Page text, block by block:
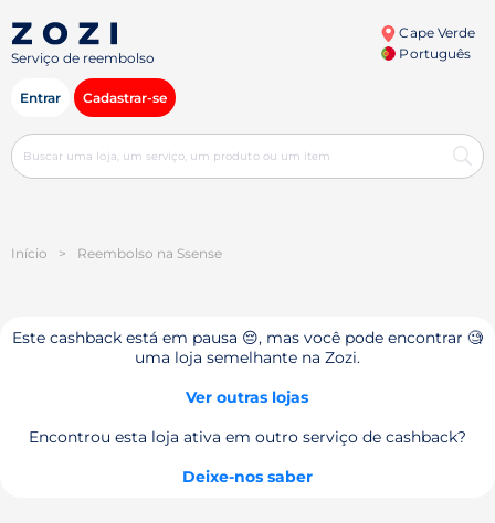
Serviço de reembolso
Cape Verde
Português
Entrar Cadastrar-se
Início > Reembolso na Ssense
Este cashback está em pausa 😔, mas você pode encontrar 🧐
uma loja semelhante na Zozi.
Ver outras lojas
Encontrou esta loja ativa em outro serviço de cashback?
Deixe-nos saber